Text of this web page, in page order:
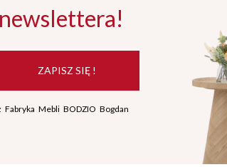
newslettera!
ZAPISZ SIĘ !
Mebli BODZIO Bogdan